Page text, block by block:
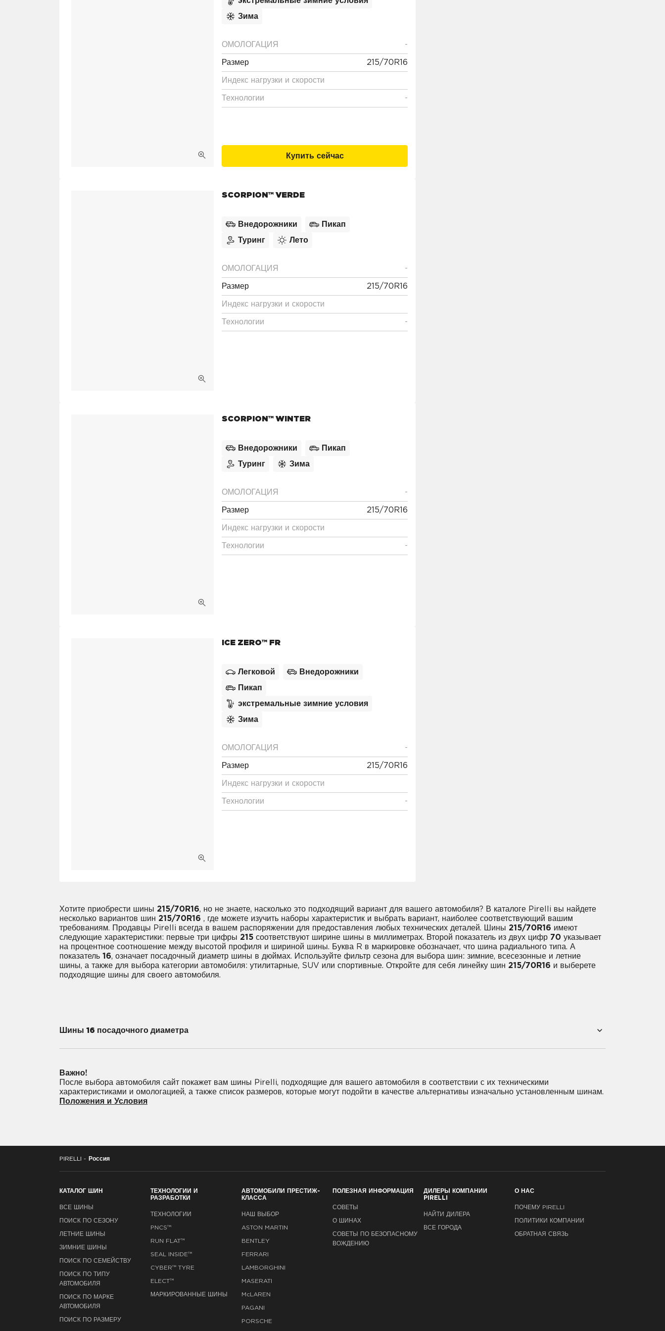
Зима
ОМОЛОГАЦИЯ -
Размер 215/70R16
Индекс нагрузки и скорости
Технологии -
Купить сейчас
SCORPION™ VERDE
Внедорожники
Пикап
Туринг
Лето
ОМОЛОГАЦИЯ -
Размер 215/70R16
Индекс нагрузки и скорости
Технологии -
SCORPION™ WINTER
Внедорожники
Пикап
Туринг
Зима
ОМОЛОГАЦИЯ -
Размер 215/70R16
Индекс нагрузки и скорости
Технологии -
ICE ZERO™ FR
Легковой
Внедорожники
Пикап
экстремальные зимние условия
Зима
ОМОЛОГАЦИЯ -
Размер 215/70R16
Индекс нагрузки и скорости
Технологии -
Хотите приобрести шины 215/70R16, но не знаете, насколько это подходящий вариант для вашего автомобиля? В каталоге Pirelli вы найдете
несколько вариантов шин 215/70R16 , где можете изучить наборы характеристик и выбрать вариант, наиболее соответствующий вашим
требованиям. Продавцы Pirelli всегда в вашем распоряжении для предоставления любых технических деталей. Шины 215/70R16 имеют
следующие характеристики: первые три цифры 215 соответствуют ширине шины в миллиметрах. Второй показатель из двух цифр 70 указывает
на процентное соотношение между высотой профиля и шириной шины. Буква R в маркировке обозначает, что шина радиального типа. А
показатель 16, означает посадочный диаметр шины в дюймах. Используйте фильтр сезона для выбора шин: зимние, всесезонные и летние
шины, а также для выбора категории автомобиля: утилитарные, SUV или спортивные. Откройте для себя линейку шин 215/70R16 и выберете
подходящие шины для своего автомобиля.
Шины 16 посадочного диаметра
205/60R16
225/55R16 225/70R16 235/60R16 245/70R16 265/70R16
Важно!
После выбора автомобиля сайт покажет вам шины Pirelli, подходящие для вашего автомобиля в соответствии с их техническими
характеристиками и омологацией, а также список размеров, которые могут подойти в качестве альтернативы изначально установленным шинам.
Положения и Условия
PIRELLI - Россия
КАТАЛОГ ШИН
ВСЕ ШИНЫ
ПОИСК ПО СЕЗОНУ
ЛЕТНИЕ ШИНЫ
ЗИМНИЕ ШИНЫ
ПОИСК ПО СЕМЕЙСТВУ
ПОИСК ПО ТИПУ
АВТОМОБИЛЯ
ПОИСК ПО МАРКЕ
АВТОМОБИЛЯ
ПОИСК ПО РАЗМЕРУ
ТЕХНОЛОГИИ И
РАЗРАБОТКИ
ТЕХНОЛОГИИ
PNCS™
RUN FLAT™
SEAL INSIDE™
CYBER™ TYRE
ELECT™
МАРКИРОВАННЫЕ ШИНЫ
АВТОМОБИЛИ ПРЕСТИЖ-
КЛАССА
НАШ ВЫБОР
ASTON MARTIN
BENTLEY
FERRARI
LAMBORGHINI
MASERATI
McLAREN
PAGANI
PORSCHE
ПОЛЕЗНАЯ ИНФОРМАЦИЯ
СОВЕТЫ
О ШИНАХ
СОВЕТЫ ПО БЕЗОПАСНОМУ
ВОЖДЕНИЮ
ДИЛЕРЫ КОМПАНИИ
PIRELLI
НАЙТИ ДИЛЕРА
ВСЕ ГОРОДА
О НАС
ПОЧЕМУ PIRELLI
ПОЛИТИКИ КОМПАНИИ
ОБРАТНАЯ СВЯЗЬ